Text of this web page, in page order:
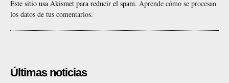
Este sitio usa Akismet para reducir el spam. Aprende cómo se procesan
los datos de tus comentarios.
Últimas noticias